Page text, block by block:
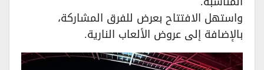
واستهل الافتتاح بعرض للفرق المشاركة،
بالإضافة إلى عروض الألعاب النارية.